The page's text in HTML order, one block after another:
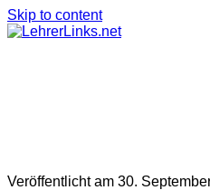
Skip to content
Veröffentlicht am 30.